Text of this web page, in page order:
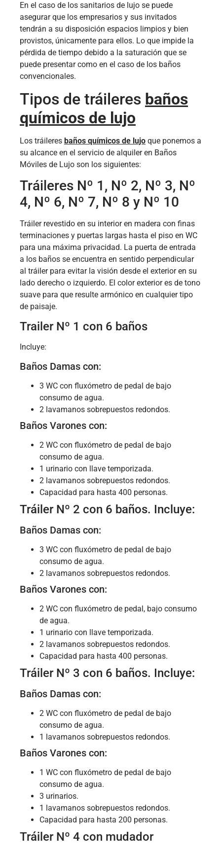
En el caso de los sanitarios de lujo se puede
asegurar que los empresarios y sus invitados
tendrán a su disposición espacios limpios y bien
provistos, únicamente para ellos. Lo que impide la
pérdida de tiempo debido a la saturación que se
puede presentar como en el caso de los baños
convencionales.
Tipos de tráileres baños
químicos de lujo
Los tráileres baños químicos de lujo que ponemos a
su alcance en el servicio de alquiler en Baños
Móviles de Lujo son los siguientes:
Tráileres Nº 1, Nº 2, Nº 3, Nº
4, Nº 6, Nº 7, Nº 8 y Nº 10
Tráiler revestido en su interior en madera con finas
terminaciones y puertas largas hasta el piso en WC
para una máxima privacidad. La puerta de entrada
a los baños se encuentra en sentido perpendicular
al tráiler para evitar la visión desde el exterior en su
lado derecho o izquierdo. El color exterior es de tono
suave para que resulte armónico en cualquier tipo
de paisaje.
Trailer Nº 1 con 6 baños
Incluye:
Baños Damas con:
3 WC con fluxómetro de pedal de bajo
consumo de agua.
2 lavamanos sobrepuestos redondos.
Baños Varones con:
2 WC con fluxómetro de pedal de bajo
consumo de agua.
1 urinario con llave temporizada.
2 lavamanos sobrepuestos redondos.
Capacidad para hasta 400 personas.
Tráiler Nº 2 con 6 baños. Incluye:
Baños Damas con:
3 WC con fluxómetro de pedal de bajo
consumo de agua.
2 lavamanos sobrepuestos redondos.
Baños Varones con:
2 WC con fluxómetro de pedal, bajo consumo
de agua.
1 urinario con llave temporizada.
2 lavamanos sobrepuestos redondos.
Capacidad para hasta 400 personas.
Tráiler Nº 3 con 6 baños. Incluye:
Baños Damas con:
2 WC con fluxómetro de pedal de bajo
consumo de agua.
1 lavamanos sobrepuestos redondos.
Baños Varones con:
1 WC con fluxómetro de pedal de bajo
consumo de agua.
3 urinarios.
1 lavamanos sobrepuestos redondos.
Capacidad para hasta 200 personas.
Tráiler Nº 4 con mudador